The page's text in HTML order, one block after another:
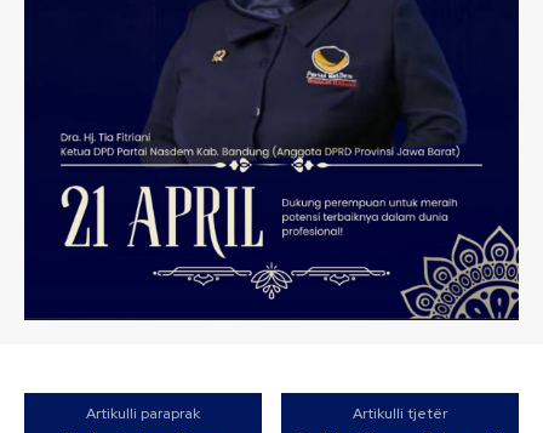
Artikulli paraprak Artikulli tjetër